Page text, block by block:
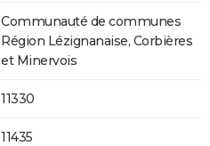
Communauté de communes
Région Lézignanaise, Corbières
et Minervois
11330
11435